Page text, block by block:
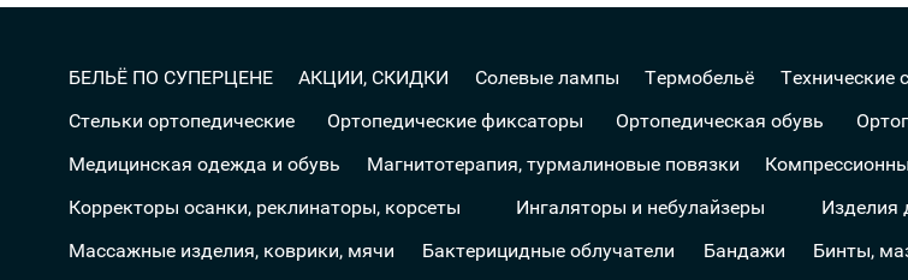
БЕЛЬЁ ПО СУПЕРЦЕНЕ АКЦИИ, СКИДКИ Солевые лампы Термобельё Технические
Стельки ортопедические
Ортопедические фиксаторы Ортопедическая обувь
Медицинская одежда и обувь
Магнитотерапия, турмалиновые повязки
Корректоры осанки, реклинаторы, корсеты
Ингаляторы и небулайзеры Изделия
Массажные изделия, коврики, мячи
Бактерицидные облучатели Бандажи Бинты,